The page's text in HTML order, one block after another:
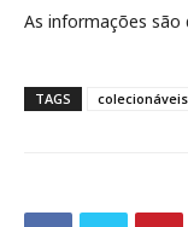
As informações são
TAGS colecionáveis